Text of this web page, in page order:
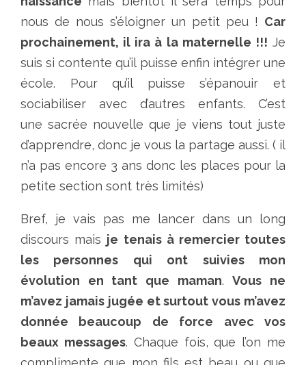
nous de nous s’éloigner un petit peu ! Car
prochainement, il ira à la maternelle !!! Je
suis si contente qu’il puisse enfin intégrer une
école. Pour qu’il puisse s’épanouir et
sociabiliser avec d’autres enfants. C’est
une sacrée nouvelle que je viens tout juste
d’apprendre, donc je vous la partage aussi. ( il
n’a pas encore 3 ans donc les places pour la
petite section sont très limités)
Bref, je vais pas me lancer dans un long
discours mais je tenais à remercier toutes
les personnes qui ont suivies mon
évolution en tant que maman.Vous ne
m’avez jamais jugée et surtout vous m’avez
donnée beaucoup de force avec vos
beaux messages. Chaque fois, que l’on me